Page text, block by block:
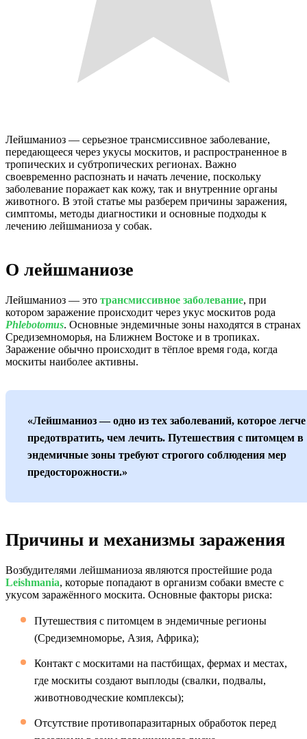
Лейшманиоз — серьезное трансмиссивное заболевание,
передающееся через укусы москитов, и распространенное в
тропических и субтропических регионах. Важно
своевременно распознать и начать лечение, поскольку
заболевание поражает как кожу, так и внутренние органы
животного. В этой статье мы разберем причины заражения,
симптомы, методы диагностики и основные подходы к
лечению лейшманиоза у собак.
О лейшманиозе
Лейшманиоз — это трансмиссивное заболевание, при
котором заражение происходит через укус москитов рода
Phlebotomus. Основные эндемичные зоны находятся в странах
Средиземноморья, на Ближнем Востоке и в тропиках.
Заражение обычно происходит в тёплое время года, когда
москиты наиболее активны.
«Лейшманиоз — одно из тех заболеваний, которое легче
предотвратить, чем лечить. Путешествия с питомцем в
эндемичные зоны требуют строгого соблюдения мер
предосторожности.»
Причины и механизмы заражения
Возбудителями лейшманиоза являются простейшие рода
Leishmania, которые попадают в организм собаки вместе с
укусом заражённого москита. Основные факторы риска:
Путешествия с питомцем в эндемичные регионы
(Средиземноморье, Азия, Африка);
Контакт с москитами на пастбищах, фермах и местах,
где москиты создают выплоды (свалки, подвалы,
животноводческие комплексы);
Отсутствие противопаразитарных обработок перед